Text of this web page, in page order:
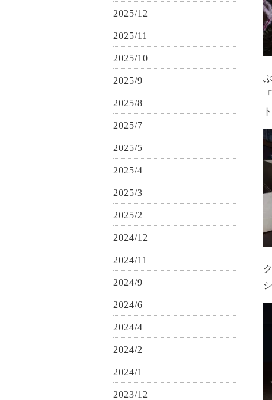
2025/12
2025/11
2025/10
2025/9
2025/8
2025/7
2025/5
2025/4
2025/3
2025/2
2024/12
2024/11
2024/9
2024/6
2024/4
2024/2
2024/1
2023/12